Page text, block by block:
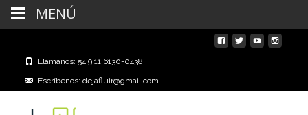
Llámanos: 54 9 11 6130-0438
Escríbenos: dejafluir@gmail.com
MENÚ